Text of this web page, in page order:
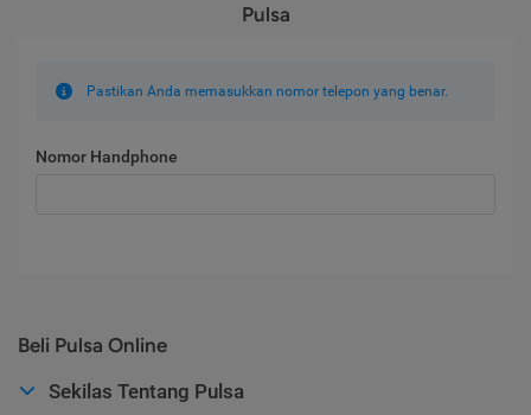
Pulsa
Pastikan Anda memasukkan nomor telepon yang benar.
Nomor Handphone
Beli Pulsa Online
Sekilas Tentang Pulsa